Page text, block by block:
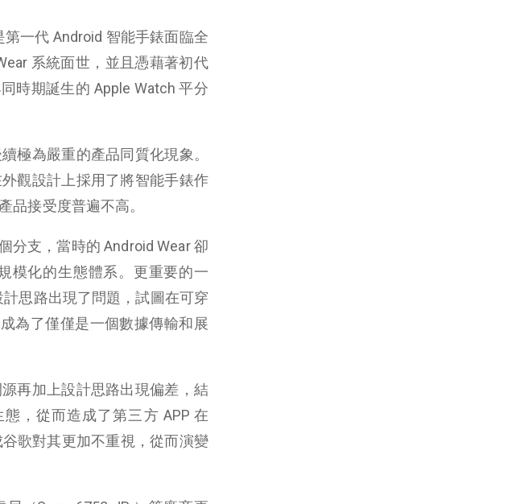
一代 Android 智能手錶面臨全
系統面世，並且憑藉著初代
時期誕生的 Apple Watch 平分
極為嚴重的產品同質化現象。
觀設計上採用了將智能手錶作
品接受度普遍不高。
分支，當時的 Android Wear 卻
模化的生態體系。更重要的一
思路出現了問題，試圖在可穿
為了僅僅是一個數據傳輸和展
再加上設計思路出現偏差，結
，從而造成了第三方 APP 在
歌對其更加不重視，從而演變